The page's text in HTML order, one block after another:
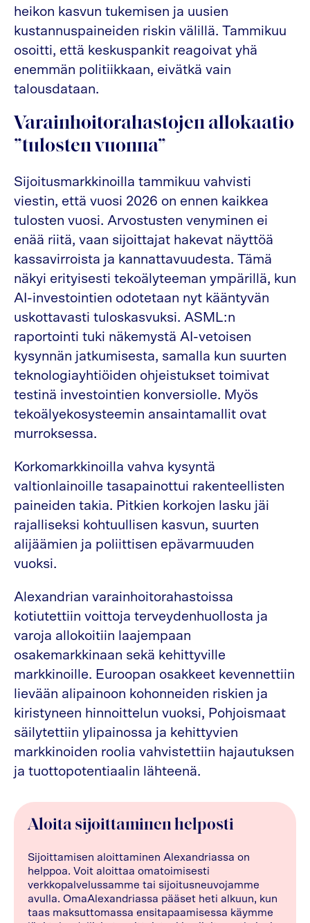
heikon kasvun tukemisen ja uusien
kustannuspaineiden riskin välillä. Tammikuu
osoitti, että keskuspankit reagoivat yhä
enemmän politiikkaan, eivätkä vain
talousdataan.
Varainhoitorahastojen allokaatio
”tulosten vuonna”
Sijoitusmarkkinoilla tammikuu vahvisti
viestin, että vuosi 2026 on ennen kaikkea
tulosten vuosi. Arvostusten venyminen ei
enää riitä, vaan sijoittajat hakevat näyttöä
kassavirroista ja kannattavuudesta. Tämä
näkyi erityisesti tekoälyteeman ympärillä, kun
AI-investointien odotetaan nyt kääntyvän
uskottavasti tuloskasvuksi. ASML:n
raportointi tuki näkemystä AI-vetoisen
kysynnän jatkumisesta, samalla kun suurten
teknologiayhtiöiden ohjeistukset toimivat
testinä investointien konversiolle. Myös
tekoälyekosysteemin ansaintamallit ovat
murroksessa.
Korkomarkkinoilla vahva kysyntä
valtionlainoille tasapainottui rakenteellisten
paineiden takia. Pitkien korkojen lasku jäi
rajalliseksi kohtuullisen kasvun, suurten
alijäämien ja poliittisen epävarmuuden
vuoksi.
Alexandrian varainhoitorahastoissa
kotiutettiin voittoja terveydenhuollosta ja
varoja allokoitiin laajempaan
osakemarkkinaan sekä kehittyville
markkinoille. Euroopan osakkeet kevennettiin
lievään alipainoon kohonneiden riskien ja
kiristyneen hinnoittelun vuoksi, Pohjoismaat
säilytettiin ylipainossa ja kehittyvien
markkinoiden roolia vahvistettiin hajautuksen
ja tuottopotentiaalin lähteenä.
Aloita sijoittaminen helposti
Sijoittamisen aloittaminen Alexandriassa on
helppoa. Voit aloittaa omatoimisesti
verkkopalvelussamme tai sijoitusneuvojamme
avulla. OmaAlexandriassa pääset heti alkuun, kun
taas maksuttomassa ensitapaamisessa käymme